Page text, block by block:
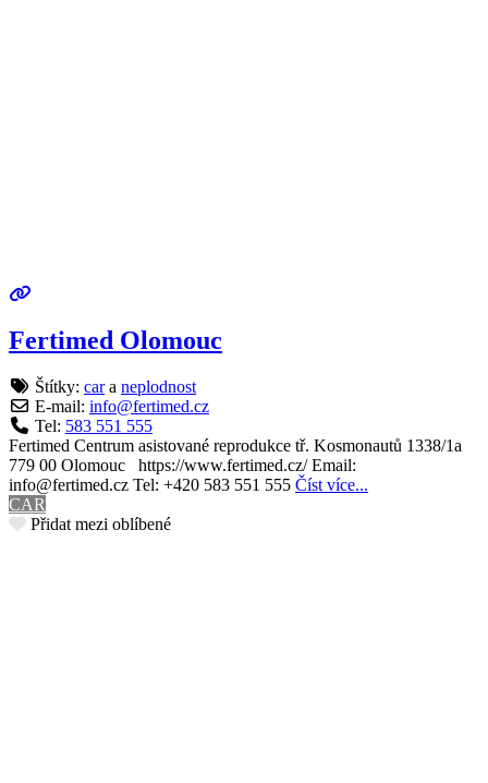
Fertimed Olomouc
Štítky: cara neplodnost
E-mail: info@fertimed.cz
Tel: 583 551 555
Fertimed Centrum asistované reprodukce tř. Kosmonautů 1338/1a
779 00 Olomouc https://www.fertimed.cz/ Email:
info@fertimed.cz Tel: +420 583 551 555 Číst více...
CAR
Přidat mezi oblíbené